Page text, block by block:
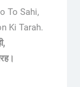
To Sahi,
Ki Tarah.